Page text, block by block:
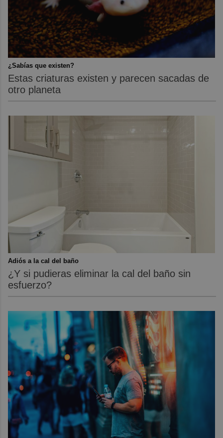
¿Sabías que existen?
Estas criaturas existen y parecen sacadas de
otro planeta
Adiós a la cal del baño
¿Y si pudieras eliminar la cal del baño sin
esfuerzo?